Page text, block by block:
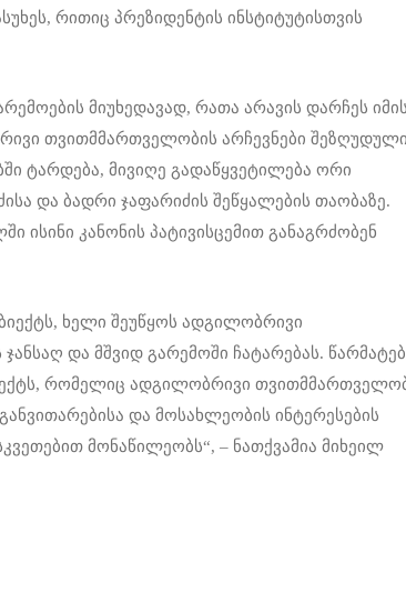
რითიც პრეზიდენტის ინსტიტუტისთვის
მიუხედავად, რათა არავის დარჩეს იმის
თვითმმართველობის არჩევნები შეზღუდული
ტარდება, მივიღე გადაწყვეტილება ორი
და ბადრი ჯაფარიძის შეწყალების თაობაზე.
ისინი კანონის პატივისცემით განაგრძობენ
ხელი შეუწყოს ადგილობრივი
და მშვიდ გარემოში ჩატარებას.
რომელიც ადგილობრივი
და მოსახლეობის ინტერესების
მონაწილეობს“, – ნათქვამია მიხეილ